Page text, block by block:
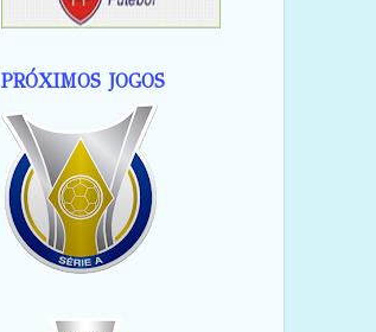
PRÓXIMOS JOGOS